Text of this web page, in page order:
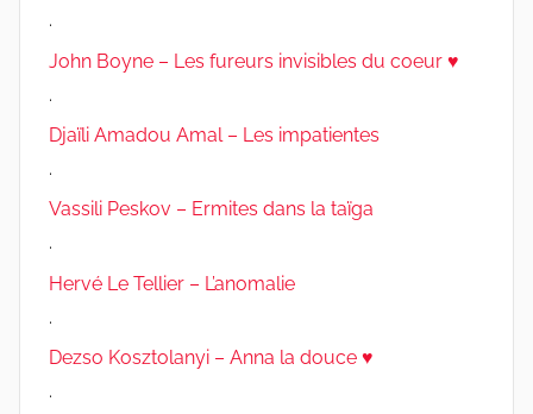
.
John Boyne – Les fureurs invisibles du coeur ♥
.
Djaïli Amadou Amal – Les impatientes
.
Vassili Peskov – Ermites dans la taïga
.
Hervé Le Tellier – L’anomalie
.
Dezso Kosztolanyi – Anna la douce ♥
.